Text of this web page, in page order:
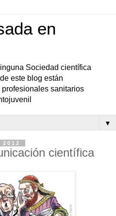
en
Sociedad científica
este blog están
sanitarios
▼
científica